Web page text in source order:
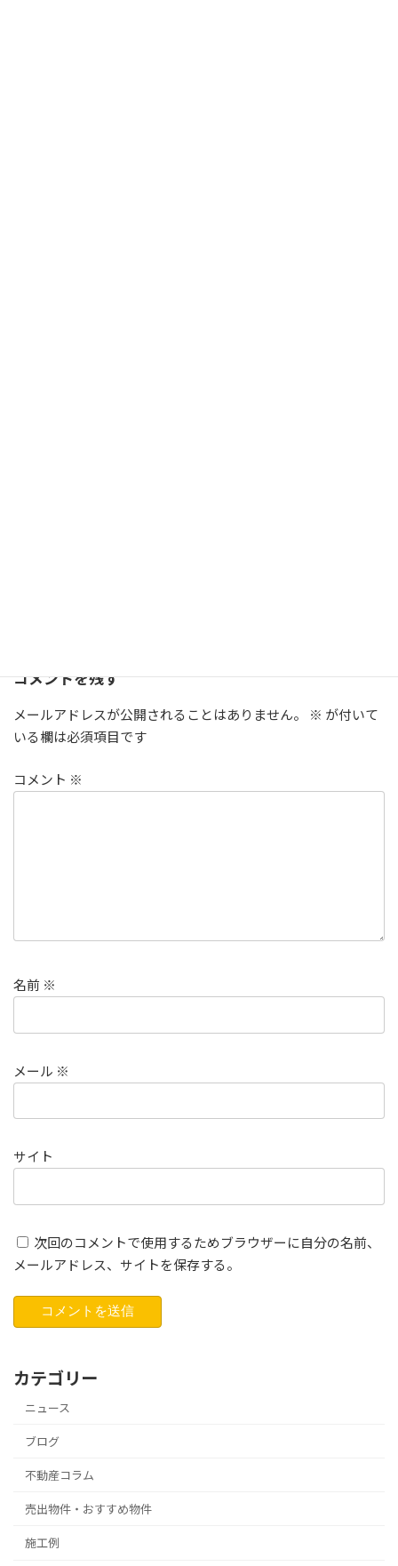
コメントを残す
メールアドレスが公開されることはありません。 ※ が付いて
いる欄は必須項目です
コメント ※
名前 ※
メール ※
サイト
次回のコメントで使用するためブラウザーに自分の名前、
メールアドレス、サイトを保存する。
カテゴリー
ニュース
ブログ
不動産コラム
売出物件・おすすめ物件
施工例